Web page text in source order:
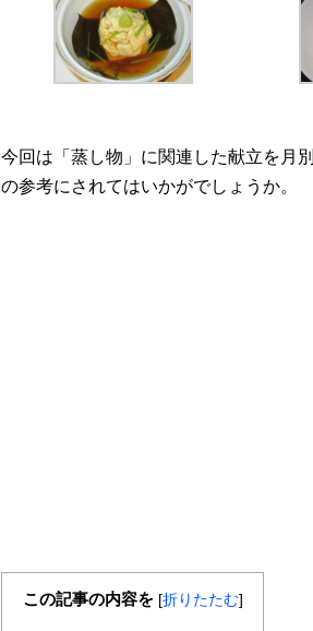
今回は「蒸し物」に関連した献立を月
の参考にされてはいかがでしょうか。
この記事の内容を [折りたたむ]